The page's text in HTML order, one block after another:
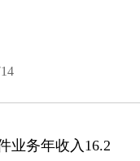
业务年收入16.2